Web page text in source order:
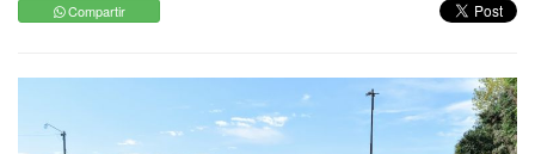
Compartir